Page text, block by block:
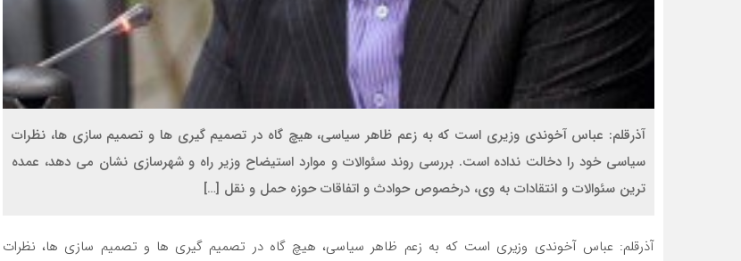
آذرقلم: عباس آخوندی وزیری است که به زعم ظاهر سیاسی، هیچ گاه در تصمیم گیری ها و تصمیم سازی ها، نظرات
سیاسی خود را دخالت نداده است. بررسی روند سئوالات و موارد استیضاح وزیر راه و شهرسازی نشان می دهد، عمده
ترین سئوالات و انتقادات به وی، درخصوص حوادث و اتفاقات حوزه حمل و نقل […]
آذرقلم: عباس آخوندی وزیری است که به زعم ظاهر سیاسی، هیچ گاه در تصمیم گیری ها و تصمیم سازی ها، نظرات